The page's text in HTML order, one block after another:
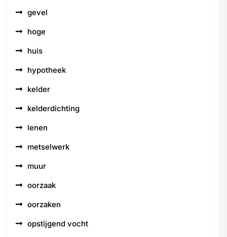
gevel
hoge
huis
hypotheek
kelder
kelderdichting
lenen
metselwerk
muur
oorzaak
oorzaken
opstijgend vocht